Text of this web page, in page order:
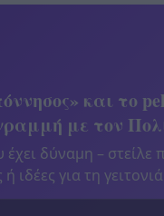
και το
με τον
δύναμη – στείλε
ή ιδέες για τη